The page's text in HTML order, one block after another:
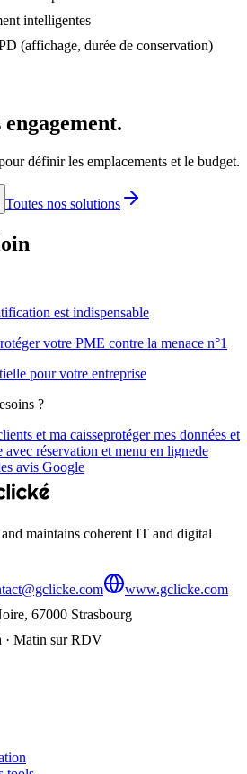
intelligentes
(affichage, durée de conservation)
définir les emplacements et le budget.
Toutes nos solutions
est indispensable
votre PME contre la menace n°1
pour votre entreprise
?
et ma caisseprotéger mes données et
avec réservation et menu en lignede
avis Google
maintains coherent IT and digital
www.gclicke.com
67000 Strasbourg
· Matin sur RDV